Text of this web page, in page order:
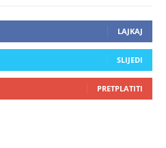
LAJKAJ
SLIJEDI
PRETPLATITI